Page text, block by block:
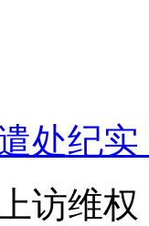
处纪实
访维